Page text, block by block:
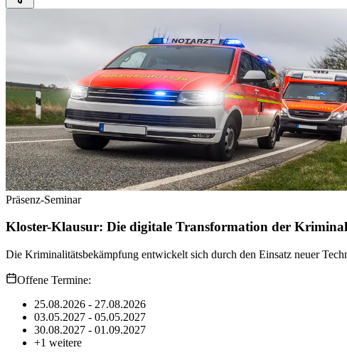
Präsenz-Seminar
Kloster-Klausur: Die digitale Transformation der
Die Kriminalitätsbekämpfung entwickelt sich durch den Einsatz neuer
Offene Termine:
25.08.2026 - 27.08.2026
03.05.2027 - 05.05.2027
30.08.2027 - 01.09.2027
+1 weitere